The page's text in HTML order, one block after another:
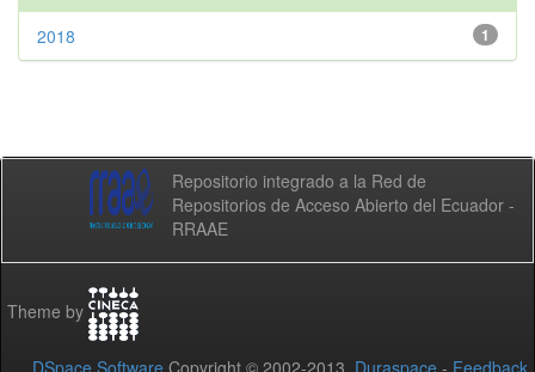
1
2018
Repositorio integrado a la Red de
Repositorios de Acceso Abierto del Ecuador -
RRAAE
Theme by
DSpace Software Copyright © 2002-2013 Duraspace - Feedback